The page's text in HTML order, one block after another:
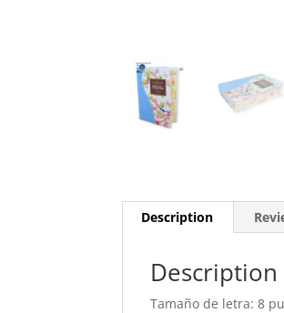
Description
Description
Tamaño de letra: 8